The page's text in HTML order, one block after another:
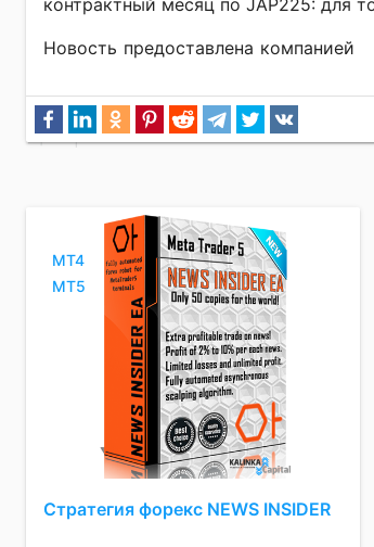
контрактный месяц по JAP225: для
Новость предоставлена компанией
MT4
MT5
Стратегия форекс NEWS INSIDER